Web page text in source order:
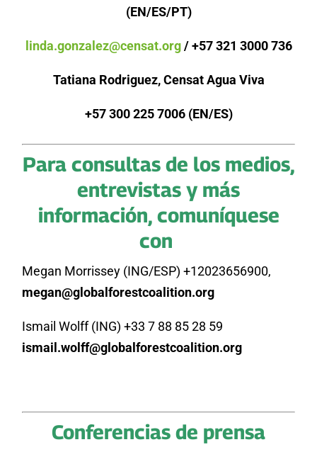
(EN/ES/PT)
linda.gonzalez@censat.org/ +57 321 3000 736
Tatiana Rodriguez, Censat Agua Viva
+57 300 225 7006 (EN/ES)
Para consultas de los medios,
entrevistas y más
información, comuníquese
con
Megan Morrissey (ING/ESP) +12023656900,
megan@globalforestcoalition.org
Ismail Wolff (ING) +33 7 88 85 28 59
ismail.wolff@globalforestcoalition.org
Conferencias de prensa